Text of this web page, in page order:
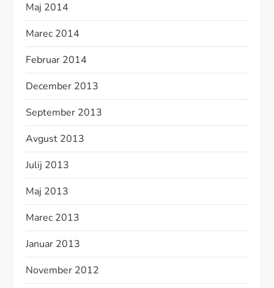
Maj 2014
Marec 2014
Februar 2014
December 2013
September 2013
Avgust 2013
Julij 2013
Maj 2013
Marec 2013
Januar 2013
November 2012